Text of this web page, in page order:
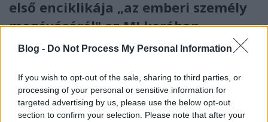
Blog - Do Not Process My Personal Information
If you wish to opt-out of the sale, sharing to third parties, or
processing of your personal or sensitive information for
targeted advertising by us, please use the below opt-out
section to confirm your selection. Please note that after your
első enciklikája „az emberi személy
megóvásáról" az MI korában
poklaszlo 2026. május 26.
XIV. Leó pápa már többször jelét adta, hogykiemelt
figyelmet fordít a mesterséges intelligencia
jelentette kihívásokra, az emberi méltóság, az ...